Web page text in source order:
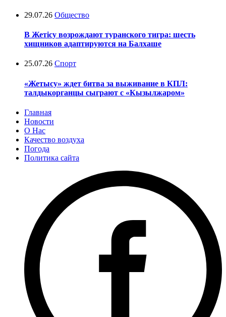
29.07.26 Общество
В Жетісу возрождают туранского тигра: шесть
хищников адаптируются на Балхаше
25.07.26 Спорт
«Жетысу» ждет битва за выживание в КПЛ:
талдыкорганцы сыграют с «Кызылжаром»
Главная
Новости
О Нас
Качество воздуха
Погода
Политика сайта